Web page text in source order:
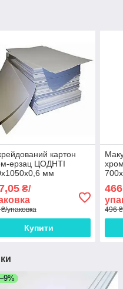
картон
ерзац ЦОДНТІ
мм
₴/
упаковка
Купити
496
–9%